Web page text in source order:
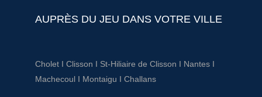
AUPRÈS DU JEU DANS VOTRE VILLE
CholetI Clisson I St-Hiliaire de Clisson I NantesI
Machecoul I Montaigu I Challans